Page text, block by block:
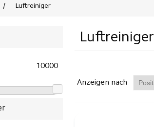
/ Luftreiniger
10000
Luftreiniger
Anzeigen nach